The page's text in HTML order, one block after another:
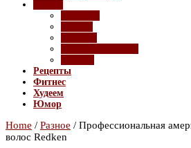
Рецепты
Фитнес
Худеем
Юмор
Home / Разное / Профессиональная
волос Redken